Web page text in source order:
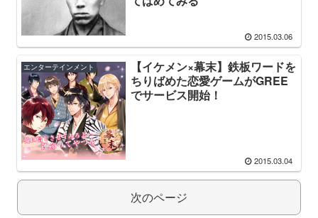
2015.03.06
エンターテインメント
【イケメン×幕末】鉄板ワードを
ちりばめた恋愛ゲームがGREE
でサービス開始！
2015.03.04
次のページ